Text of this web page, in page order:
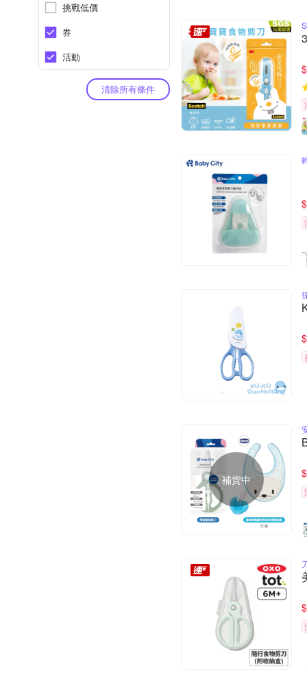
挑戰低價
券
活動
清除所有條件
$
$
$
補貨中 $
$